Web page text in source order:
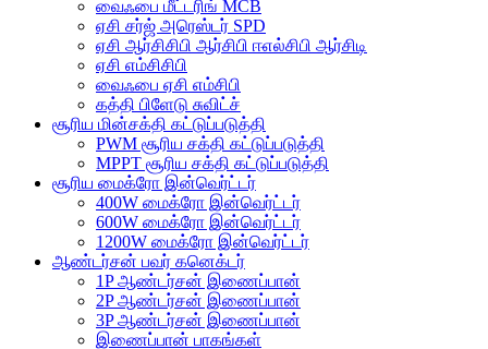
வைஃபை மீட்டரிங் MCB
ஏசி சர்ஜ் அரெஸ்டர் SPD
ஏசி ஆர்சிசிபி ஆர்சிபி ஈஎல்சிபி ஆர்சிடி
ஏசி எம்சிசிபி
வைஃபை ஏசி எம்சிபி
கத்தி பிளேடு சுவிட்ச்
சூரிய மின்சக்தி கட்டுப்படுத்தி
PWM சூரிய சக்தி கட்டுப்படுத்தி
MPPT சூரிய சக்தி கட்டுப்படுத்தி
சூரிய மைக்ரோ இன்வெர்ட்டர்
400W மைக்ரோ இன்வெர்ட்டர்
600W மைக்ரோ இன்வெர்ட்டர்
1200W மைக்ரோ இன்வெர்ட்டர்
ஆண்டர்சன் பவர் கனெக்டர்
1P ஆண்டர்சன் இணைப்பான்
2P ஆண்டர்சன் இணைப்பான்
3P ஆண்டர்சன் இணைப்பான்
இணைப்பான் பாகங்கள்